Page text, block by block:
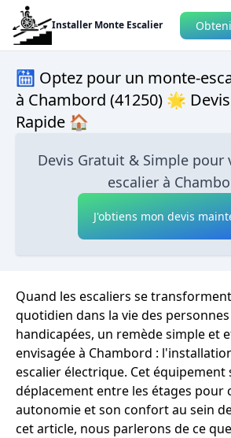
Installer Monte Escalier
🛗 Optez pour un monte-
à Chambord (41250) 🌟
Rapide 🏠
Devis Gratuit & Simple pour
escalier à
J'obtiens mon devis
Quand les escaliers se
quotidien dans la vie des
handicapées, un remède simple et
envisagée à Chambord :
escalier électrique. Cet
déplacement entre les étages pour
autonomie et son confort au sein
cet article, nous parlerons de ce